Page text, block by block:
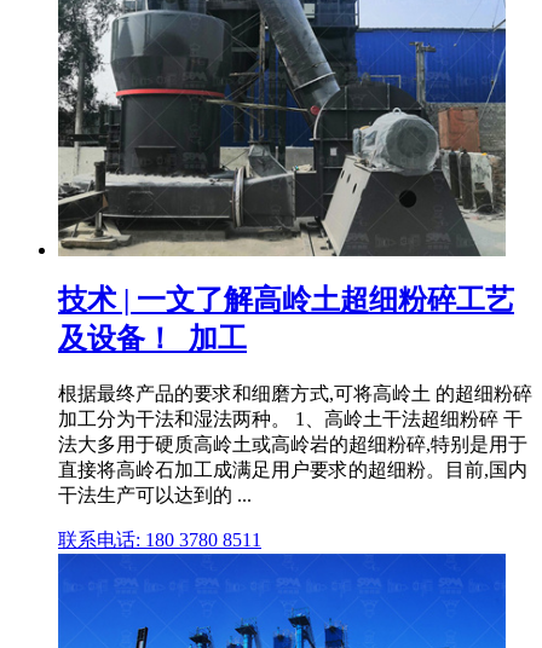
技术 | 一文了解高岭土超细粉碎工艺
及设备！_加工
根据最终产品的要求和细磨方式,可将高岭土 的超细粉碎
加工分为干法和湿法两种。 1、高岭土干法超细粉碎 干
法大多用于硬质高岭土或高岭岩的超细粉碎,特别是用于
直接将高岭石加工成满足用户要求的超细粉。目前,国内
干法生产可以达到的 ...
联系电话: 180 3780 8511